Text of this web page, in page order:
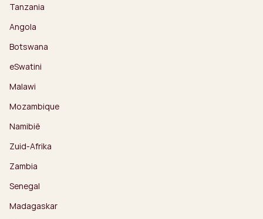
Tanzania
Angola
Botswana
eSwatini
Malawi
Mozambique
Namibië
Zuid-Afrika
Zambia
Senegal
Madagaskar